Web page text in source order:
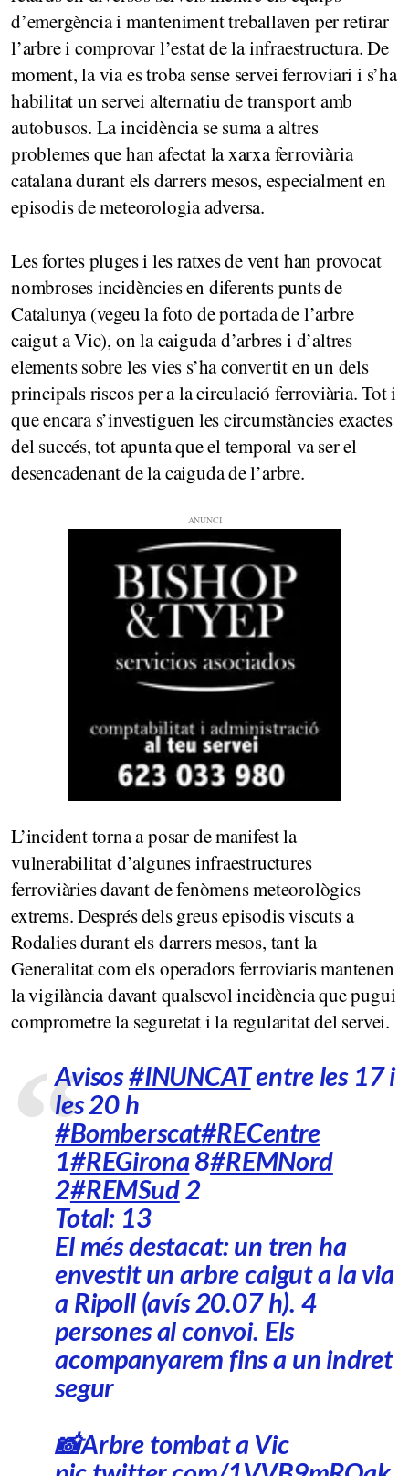
d’emergència i manteniment treballaven per retirar
l’arbre i comprovar l’estat de la infraestructura. De
moment, la via es troba sense servei ferroviari i s’ha
habilitat un servei alternatiu de transport amb
autobusos. La incidència se suma a altres
problemes que han afectat la xarxa ferroviària
catalana durant els darrers mesos, especialment en
episodis de meteorologia adversa.
Les fortes pluges i les ratxes de vent han provocat
nombroses incidències en diferents punts de
Catalunya (vegeu la foto de portada de l’arbre
caigut a Vic), on la caiguda d’arbres i d’altres
elements sobre les vies s’ha convertit en un dels
principals riscos per a la circulació ferroviària. Tot i
que encara s’investiguen les circumstàncies exactes
del succés, tot apunta que el temporal va ser el
desencadenant de la caiguda de l’arbre.
L’incident torna a posar de manifest la
vulnerabilitat d’algunes infraestructures
ferroviàries davant de fenòmens meteorològics
extrems. Després dels greus episodis viscuts a
Rodalies durant els darrers mesos, tant la
Generalitat com els operadors ferroviaris mantenen
la vigilància davant qualsevol incidència que pugui
comprometre la seguretat i la regularitat del servei.
Avisos#INUNCATentre les 17 i
les 20 h
#Bomberscat#RECentre
1#REGirona8#REMNord
2#REMSud2
Total: 13
El més destacat: un tren ha
envestit un arbre caigut a la via
a Ripoll (avís 20.07 h). 4
persones al convoi. Els
acompanyarem fins a un indret
segur
📸Arbre tombat a Vic